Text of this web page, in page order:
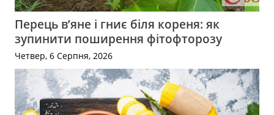
Перець в’яне і гниє біля кореня: як
зупинити поширення фітофторозу
Четвер, 6 Серпня, 2026